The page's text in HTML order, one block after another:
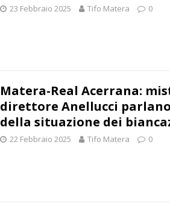
23 Febbraio 2025 Tifo Matera 0
Matera-Real Acerrana:
direttore Anellucci
della situazione dei
22 Febbraio 2025 Tifo Matera 0